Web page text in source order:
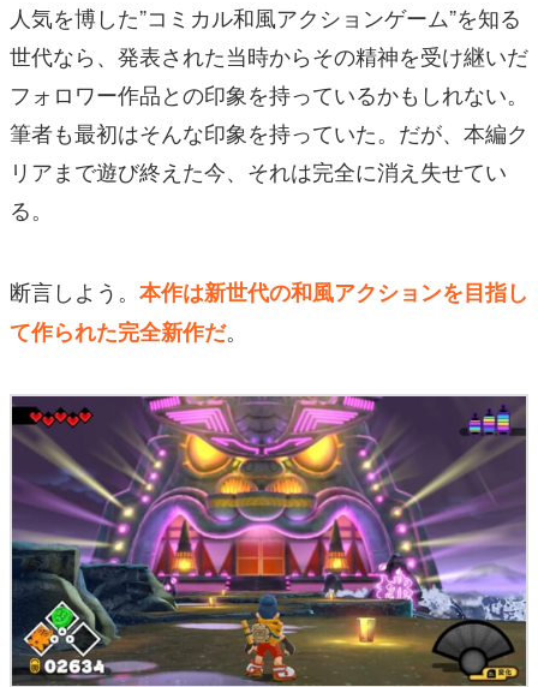
人気を博した”コミカル和風アクションゲーム”を知る
世代なら、発表された当時からその精神を受け継いだ
フォロワー作品との印象を持っているかもしれない。
筆者も最初はそんな印象を持っていた。だが、本編ク
リアまで遊び終えた今、それは完全に消え失せてい
る。
断言しよう。 本作は新世代の和風アクションを目指し
て作られた完全新作だ。